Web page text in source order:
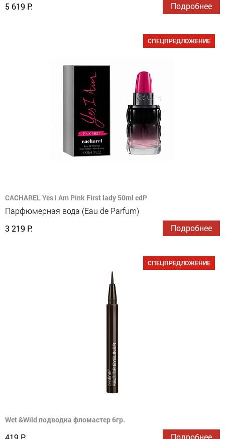
5 619 Р.
Подробнее
СПЕЦПРЕДЛОЖЕНИЕ
CACHAREL Yes I Am Pink First lady 50ml edP
Парфюмерная вода (Eau de Parfum)
3 219 Р.
Подробнее
СПЕЦПРЕДЛОЖЕНИЕ
Wet &Wild подводка фломастер 6гр.